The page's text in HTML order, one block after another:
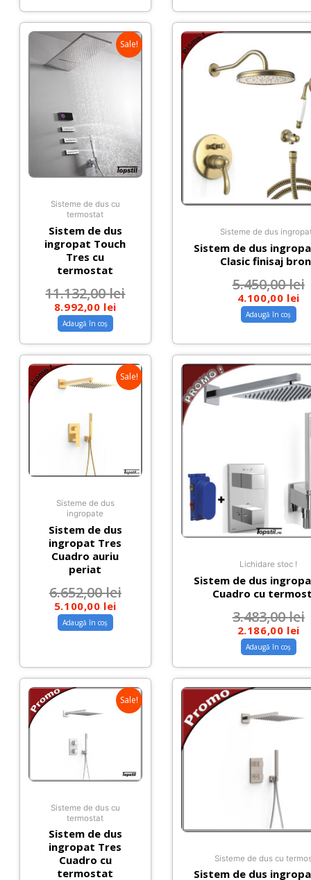
Sale!
Sisteme de dus cu
termostat
Sistem de dus
ingropat Touch
Tres cu
termostat
11.132,00lei
8.992,00 lei
Adaugă în coș
Sisteme de dus
Sistem de dus
Clasic finisaj
5.450,00lei
4.100,00 lei
Adaugă în coș
Sale!
Sisteme de dus
ingropate
Sistem de dus
ingropat Tres
Cuadro auriu
periat
6.652,00lei
5.100,00 lei
Adaugă în coș
Lichidare stoc !
Sistem de dus
Cuadro cu
3.483,00lei
2.186,00 lei
Adaugă în coș
Sale!
Sisteme de dus cu
termostat
Sistem de dus
ingropat Tres
Cuadro cu
termostat
Sisteme de dus cu
Sistem de dus